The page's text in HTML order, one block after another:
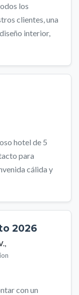
los
clientes, una
interior,
hotel de 5
para
cálida y
2026
con un